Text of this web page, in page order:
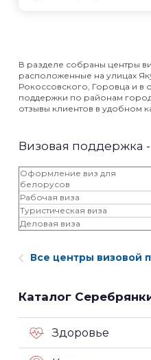
В разделе собраны центры
расположенные на улицах
Рокоссовского, Горовца и в
поддержки по районам
отзывы клиентов в удобном
Визовая поддержка
Оформление виз для
белорусов
Рабочая виза
Туристическая виза
Деловая виза
Все центры визовой
Каталог
Здоровье